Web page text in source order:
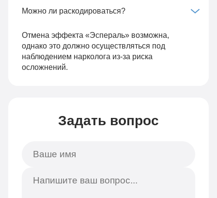
Можно ли раскодироваться?
Отмена эффекта «Эспераль» возможна,
однако это должно осуществляться под
наблюдением нарколога из-за риска
осложнений.
Задать вопрос